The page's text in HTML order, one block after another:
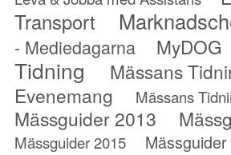
Transport
- Mediedagarna
MyDOG
Tidning
Mässans
Evenemang
Mässans
Mässguider 2013
Mässguider 2015